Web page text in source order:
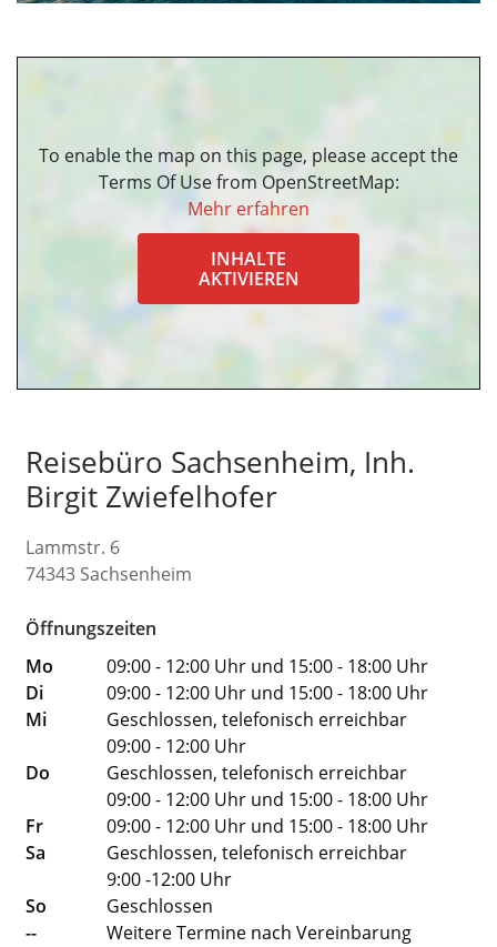
To enable the map on this page, please accept the
Terms Of Use from OpenStreetMap:
Mehr erfahren
INHALTE
AKTIVIEREN
Reisebüro Sachsenheim, Inh.
Birgit Zwiefelhofer
Lammstr. 6
74343 Sachsenheim
Öffnungszeiten
Mo
09:00 - 12:00 Uhr und 15:00 - 18:00 Uhr
Di
09:00 - 12:00 Uhr und 15:00 - 18:00 Uhr
Mi
Geschlossen, telefonisch erreichbar
09:00 - 12:00 Uhr
Do
Geschlossen, telefonisch erreichbar
09:00 - 12:00 Uhr und 15:00 - 18:00 Uhr
Fr
09:00 - 12:00 Uhr und 15:00 - 18:00 Uhr
Sa
Geschlossen, telefonisch erreichbar
9:00 -12:00 Uhr
So
Geschlossen
--
Weitere Termine nach Vereinbarung